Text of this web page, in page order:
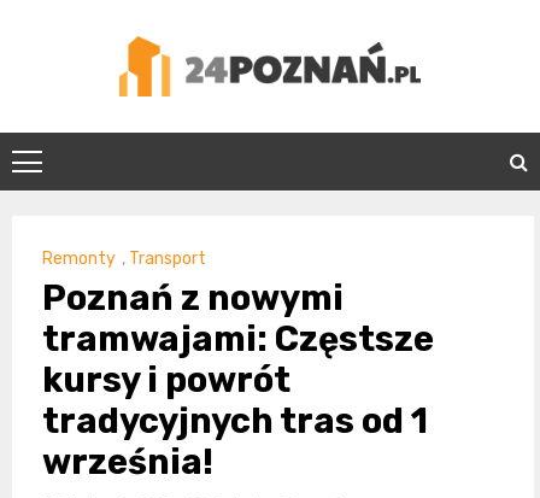
24Poznań.pl
Remonty , Transport
Poznań z nowymi
tramwajami: Częstsze
kursy i powrót
tradycyjnych tras od 1
września!